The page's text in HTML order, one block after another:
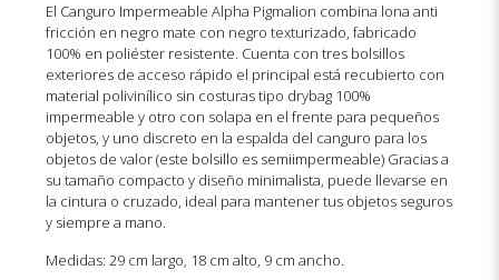
El Canguro Impermeable Alpha Pigmalion combina lona anti
fricción en negro mate con negro texturizado, fabricado
100% en poliéster resistente. Cuenta con tres bolsillos
exteriores de acceso rápido el principal está recubierto con
material polivinílico sin costuras tipo drybag 100%
impermeable y otro con solapa en el frente para pequeños
objetos, y uno discreto en la espalda del canguro para los
objetos de valor (este bolsillo es semiimpermeable) Gracias a
su tamaño compacto y diseño minimalista, puede llevarse en
la cintura o cruzado, ideal para mantener tus objetos seguros
y siempre a mano.
Medidas: 29 cm largo, 18 cm alto, 9 cm ancho.